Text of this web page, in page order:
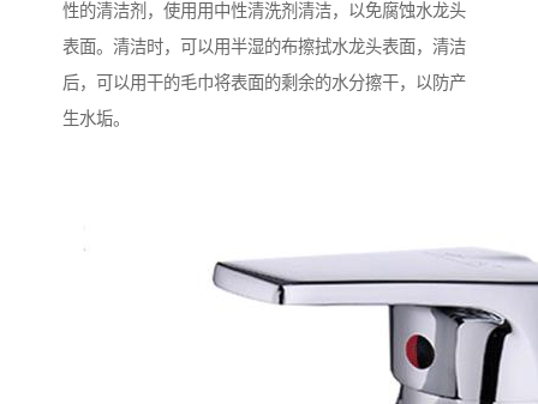
性的清洁剂，使用用中性清洗剂清洁，以免腐蚀水龙头
表面。清洁时，可以用半湿的布擦拭水龙头表面，清洁
后，可以用干的毛巾将表面的剩余的水分擦干，以防产
生水垢。